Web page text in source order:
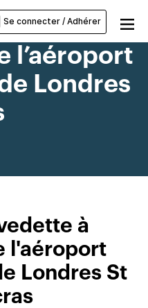
Se connecter / Adhérer
l’aéroport
Londres
à
l'aéroport
Londres St